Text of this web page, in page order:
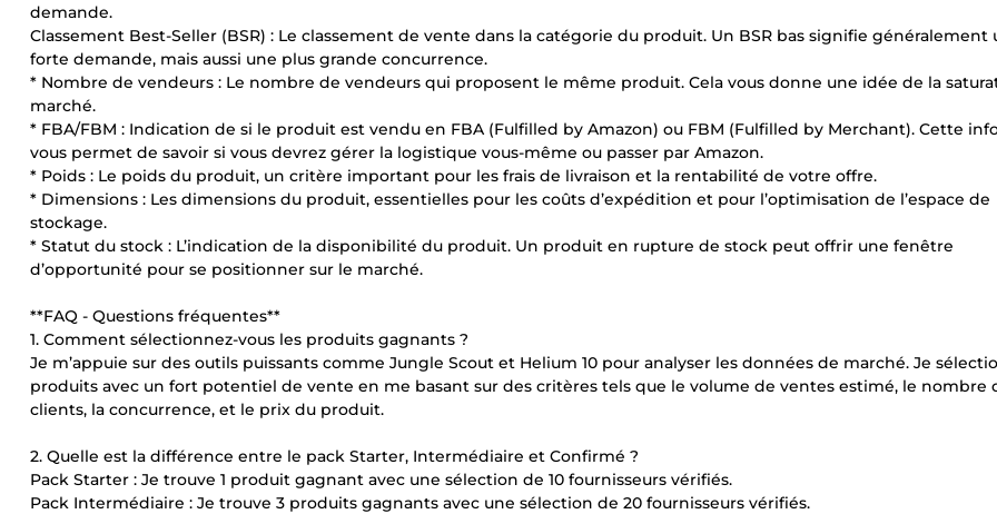
demande.
Classement Best-Seller (BSR) : Le classement de vente dans la catégorie du produit. Un BSR bas signifie généralement
forte demande, mais aussi une plus grande concurrence.
* Nombre de vendeurs : Le nombre de vendeurs qui proposent le même produit. Cela vous donne une idée de la
marché.
* FBA/FBM : Indication de si le produit est vendu en FBA (Fulfilled by Amazon) ou FBM (Fulfilled by Merchant). Cette
vous permet de savoir si vous devrez gérer la logistique vous-même ou passer par Amazon.
* Poids : Le poids du produit, un critère important pour les frais de livraison et la rentabilité de votre offre.
* Dimensions : Les dimensions du produit, essentielles pour les coûts d’expédition et pour l’optimisation de l’espace de
stockage.
* Statut du stock : L’indication de la disponibilité du produit. Un produit en rupture de stock peut offrir une fenêtre
d’opportunité pour se positionner sur le marché.
**FAQ - Questions fréquentes**
1. Comment sélectionnez-vous les produits gagnants ?
Je m’appuie sur des outils puissants comme Jungle Scout et Helium 10 pour analyser les données de marché. Je
produits avec un fort potentiel de vente en me basant sur des critères tels que le volume de ventes estimé, le nombre
clients, la concurrence, et le prix du produit.
2. Quelle est la différence entre le pack Starter, Intermédiaire et Confirmé ?
Pack Starter : Je trouve 1 produit gagnant avec une sélection de 10 fournisseurs vérifiés.
Pack Intermédiaire : Je trouve 3 produits gagnants avec une sélection de 20 fournisseurs vérifiés.